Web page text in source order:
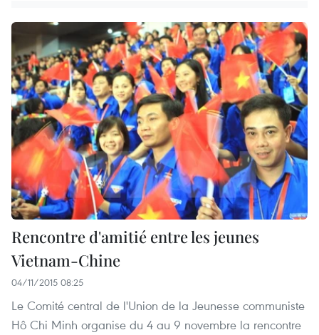
Rencontre d'amitié entre les jeunes
Vietnam-Chine
04/11/2015 08:25
Le Comité central de l'Union de la Jeunesse communiste
Hô Chi Minh organise du 4 au 9 novembre la rencontre​